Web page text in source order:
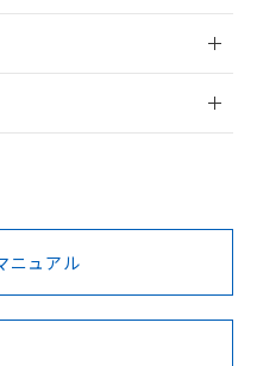
員登録
く前に、以下を必ずお読
ニュアル
ル酸エステル類４
までの期間は出
することから備考
ました。
在庫切替を完了